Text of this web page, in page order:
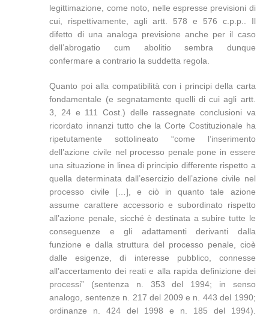
legittimazione, come noto, nelle espresse previsioni di
cui, rispettivamente, agli artt. 578 e 576 c.p.p.. Il
difetto di una analoga previsione anche per il caso
dell’abrogatio cum abolitio sembra dunque
confermare a contrario la suddetta regola.
Quanto poi alla compatibilità con i principi della carta
fondamentale (e segnatamente quelli di cui agli artt.
3, 24 e 111 Cost.) delle rassegnate conclusioni va
ricordato innanzi tutto che la Corte Costituzionale ha
ripetutamente sottolineato “come l’inserimento
dell’azione civile nel processo penale pone in essere
una situazione in linea di principio differente rispetto a
quella determinata dall’esercizio dell’azione civile nel
processo civile […], e ciò in quanto tale azione
assume carattere accessorio e subordinato rispetto
all’azione penale, sicché è destinata a subire tutte le
conseguenze e gli adattamenti derivanti dalla
funzione e dalla struttura del processo penale, cioè
dalle esigenze, di interesse pubblico, connesse
all’accertamento dei reati e alla rapida definizione dei
processi” (sentenza n. 353 del 1994; in senso
analogo, sentenze n. 217 del 2009 e n. 443 del 1990;
ordinanze n. 424 del 1998 e n. 185 del 1994).